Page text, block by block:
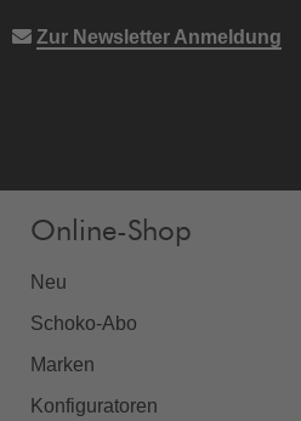
Zur Newsletter Anmeldung
Online-Shop
Neu
Schoko-Abo
Marken
Konfiguratoren